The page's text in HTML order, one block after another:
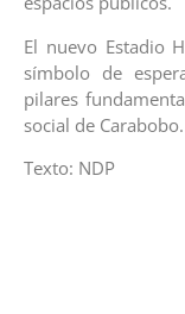
El nuevo Estadio
símbolo de
pilares
social de Carabobo.
Texto: NDP